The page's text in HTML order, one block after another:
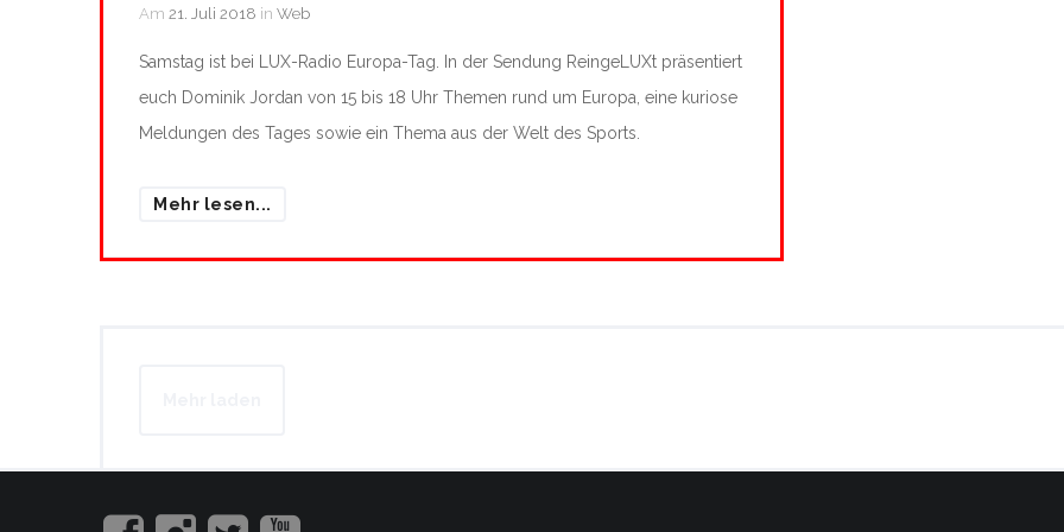
Am 21. Juli 2018 in Web
Samstag ist bei LUX-Radio Europa-Tag. In der Sendung ReingeLUXt präsentiert
euch Dominik Jordan von 15 bis 18 Uhr Themen rund um Europa, eine kuriose
Meldungen des Tages sowie ein Thema aus der Welt des Sports.
Mehr lesen...